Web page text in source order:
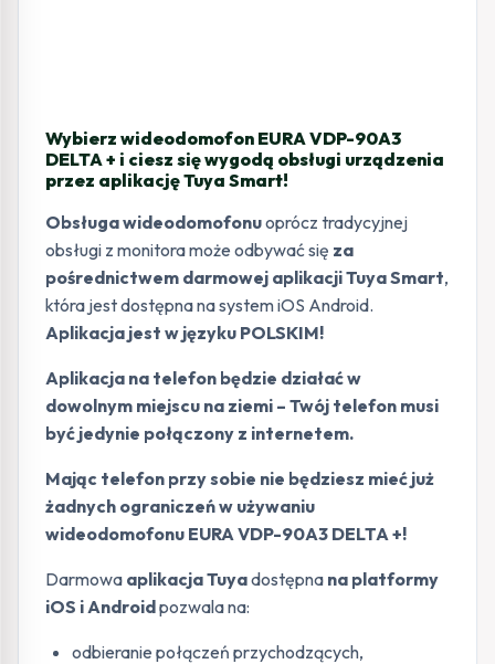
Wybierz wideodomofon EURA VDP-90A3
DELTA + i ciesz się wygodą obsługi urządzenia
przez aplikację Tuya Smart!
Obsługa wideodomofonuoprócz tradycyjnej
obsługi z monitora może odbywać się za
pośrednictwem darmowej aplikacji Tuya Smart,
która jest dostępna na system iOS Android.
Aplikacja jest w języku POLSKIM!
Aplikacja na telefon będzie działać w
dowolnym miejscu na ziemi – Twój telefon musi
być jedynie połączony z internetem.
Mając telefon przy sobie nie będziesz mieć już
żadnych ograniczeń w używaniu
wideodomofonu EURA VDP-90A3 DELTA +!
Darmowa aplikacja Tuyadostępna na platformy
iOS i Androidpozwala na:
odbieranie połączeń przychodzących,